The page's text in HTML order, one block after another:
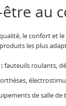
au
le confort
les plus
fauteuils roulants,
de salle de